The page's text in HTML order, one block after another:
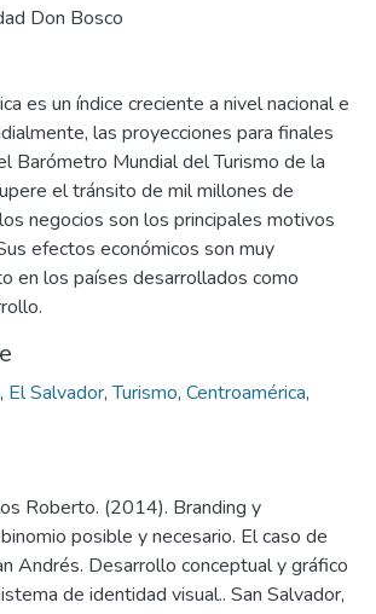
Don Bosco
es un índice creciente a nivel nacional e
las proyecciones para finales
Barómetro Mundial del Turismo de la
el tránsito de mil millones de
negocios son los principales motivos
efectos económicos son muy
en los países desarrollados como
, El Salvador,Turismo, Centroamérica,
Roberto. (2014). Branding y
posible y necesario. El caso de
Andrés. Desarrollo conceptual y gráfico
de identidad visual.. San Salvador,